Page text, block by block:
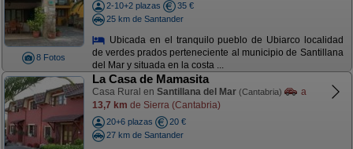
8 Fotos
2-10+2 plazas
35 €
25 km de Santander
Ubicada en el tranquilo pueblo de Ubiarco localidad
de verdes prados perteneciente al municipio de Santillana
del Mar y situada en la costa ...
La Casa de Mamasita
Casa Rural en Santillana del Mar (Cantabria)
a
13,7 km de Sierra (Cantabria)
20+6 plazas
20 €
27 km de Santander